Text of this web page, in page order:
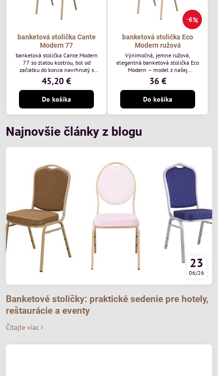
banketová stolička Cante
Modern 77
banketová stolička Cante Modern
77 so zlatou kostrou, bol od
začiatku do konca navrhnutý s
ohľadom na elegantné a
sofistikované priestory pre
pohostinstvá. Má zlatý rám a
čalúnenie Moss 07 od poľskej
značky Davis – béžová farba s
mäkkým povrchom je ideálna do
kombinuje klasický dizajn s
modernou funkčnosťou. Je odolná,
45,20 €
Do košíka
6%
banketová stolička Eco
Modern ružová
Výnimočná, jemne ružová,
elegantná banketová stolička Eco
Modern – model z našej
ekonomicky výhodnej rady. Táto
nová verzia je ešte lepšie
prispôsobená potrebám moderných
pohostinských priestorov, ako sú
hotely a reštaurácie. Medzi jej
charakteristické znaky patrí
gramážou 210 g/m2, odolný
oceľový rám, stohovateľný až 19
36 €
Do košíka
Najnovšie články z blogu
23
06/26
Banketové stoličky: praktické sedenie pre hotely,
reštaurácie a eventy
Čítajte viac